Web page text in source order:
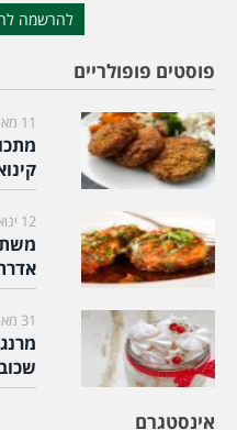
להרשמה
פוסטים פופולריים
11 מאי, 2013
12 ינואר, 2014
31 מאי, 2015
אינסטגרם